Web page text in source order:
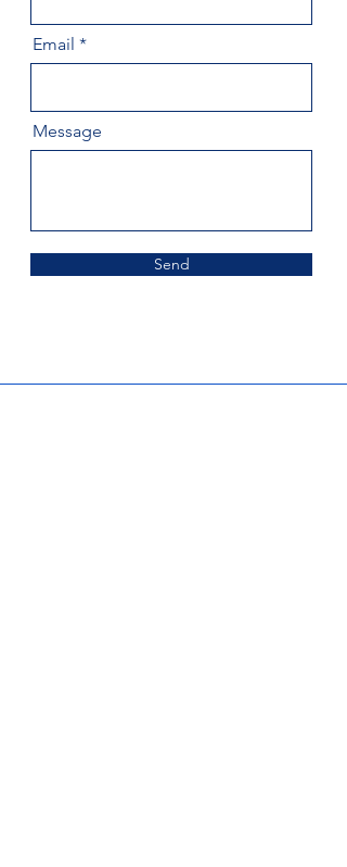
Email
Message
Send